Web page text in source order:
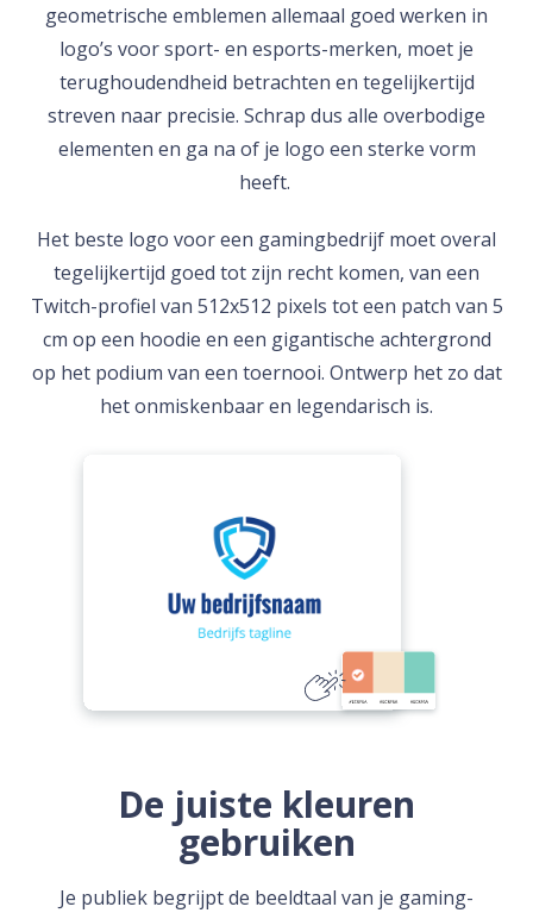
geometrische emblemen allemaal goed werken in
logo’s voor sport- en esports-merken, moet je
terughoudendheid betrachten en tegelijkertijd
streven naar precisie. Schrap dus alle overbodige
elementen en ga na of je logo een sterke vorm
heeft.
Het beste logo voor een gamingbedrijf moet overal
tegelijkertijd goed tot zijn recht komen, van een
Twitch-profiel van 512x512 pixels tot een patch van 5
cm op een hoodie en een gigantische achtergrond
op het podium van een toernooi. Ontwerp het zo dat
het onmiskenbaar en legendarisch is.
De juiste kleuren
gebruiken
Je publiek begrijpt de beeldtaal van je gaming-